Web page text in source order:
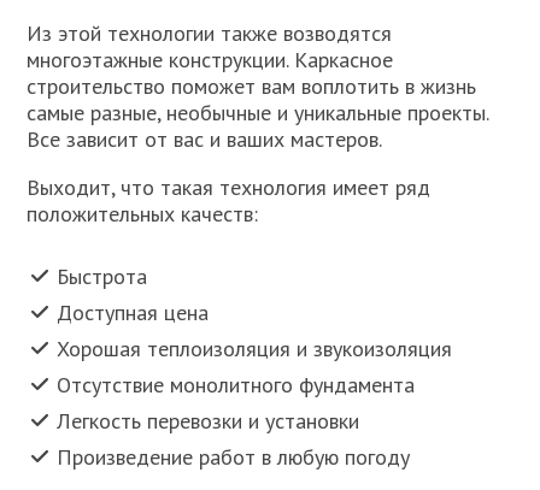
Из этой технологии также возводятся
многоэтажные конструкции. Каркасное
строительство поможет вам воплотить в жизнь
самые разные, необычные и уникальные проекты.
Все зависит от вас и ваших мастеров.
Выходит, что такая технология имеет ряд
положительных качеств:
Быстрота
Доступная цена
Хорошая теплоизоляция и звукоизоляция
Отсутствие монолитного фундамента
Легкость перевозки и установки
Произведение работ в любую погоду